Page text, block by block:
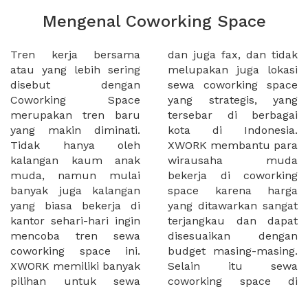
Mengenal Coworking Space
Tren kerja bersama
atau yang lebih sering
disebut dengan
Coworking Space
merupakan tren baru
yang makin diminati.
Tidak hanya oleh
kalangan kaum anak
muda, namun mulai
banyak juga kalangan
yang biasa bekerja di
kantor sehari-hari ingin
mencoba tren sewa
coworking space ini.
XWORK memiliki banyak
pilihan untuk sewa
dan juga fax, dan tidak
melupakan juga lokasi
sewa coworking space
yang strategis, yang
tersebar di berbagai
kota di Indonesia.
XWORK membantu para
wirausaha muda
bekerja di coworking
space karena harga
yang ditawarkan sangat
terjangkau dan dapat
disesuaikan dengan
budget masing-masing.
Selain itu sewa
coworking space di